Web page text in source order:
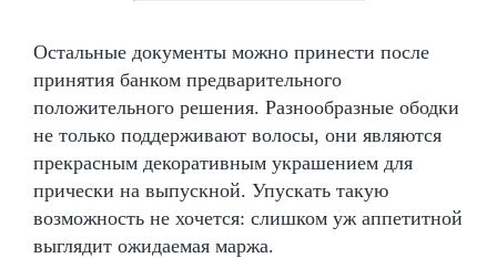
Остальные документы можно принести после
принятия банком предварительного
положительного решения. Разнообразные ободки
не только поддерживают волосы, они являются
прекрасным декоративным украшением для
прически на выпускной. Упускать такую
возможность не хочется: слишком уж аппетитной
выглядит ожидаемая маржа.